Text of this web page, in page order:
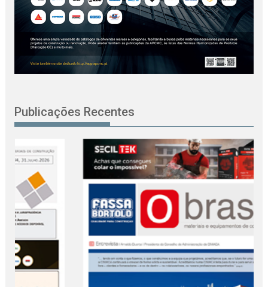
Publicações Recentes